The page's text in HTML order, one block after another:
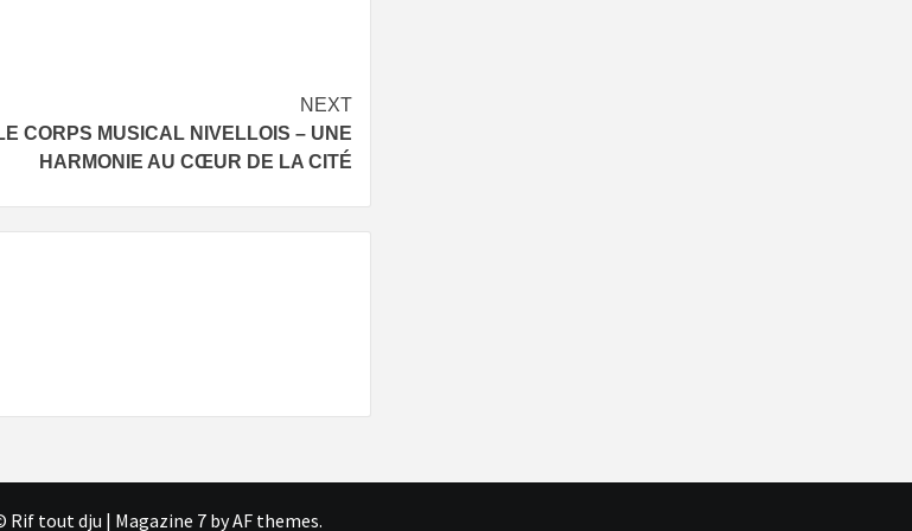
NEXT
CORPS MUSICAL NIVELLOIS – UNE
HARMONIE AU CŒUR DE LA CITÉ
Rif tout dju | Magazine 7 by AF themes.